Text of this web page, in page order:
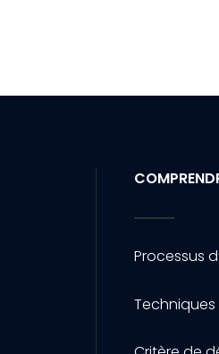
Processus